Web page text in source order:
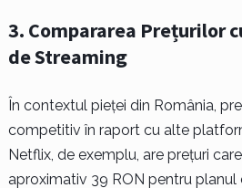
3. Compararea Prețurilor
de Streaming
În contextul pieței din România,
competitiv în raport cu alte
Netflix, de exemplu, are prețuri
aproximativ 39 RON pentru